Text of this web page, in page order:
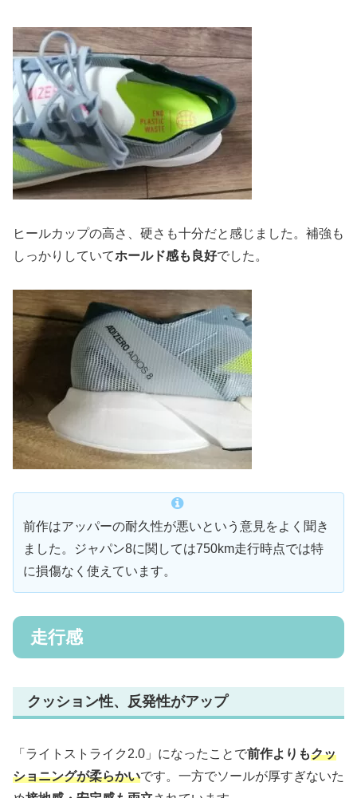
ヒールカップの高さ、硬さも十分だと感じました。補強も
しっかりしていてホールド感も良好でした。
前作はアッパーの耐久性が悪いという意見をよく聞き
ました。ジャパン8に関しては750km走行時点では特
に損傷なく使えています。
走行感
クッション性、反発性がアップ
「ライトストライク2.0」になったことで前作よりもクッ
ショニングが柔らかいです。一方でソールが厚すぎないた